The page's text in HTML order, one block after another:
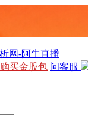
购买金股包 问客服